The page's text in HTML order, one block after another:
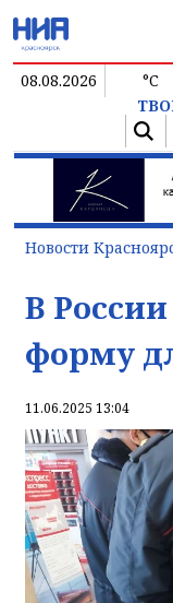
08.08.2026 °C
Новости
В
форму
11.06.2025 13:04